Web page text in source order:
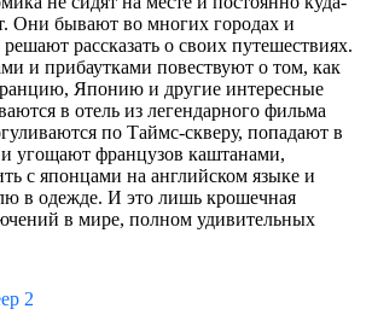
Они бывают во многих городах и
рассказать о своих путешествиях.
и прибаутками повествуют о том, как
Японию и другие интересные
в отель из легендарного фильма
по Таймс-скверу, попадают в
угощают французов каштанами,
с японцами на английском языке и
в одежде. И это лишь крошечная
в мире, полном удивительных
2